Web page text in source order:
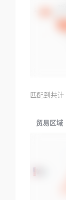
匹配到共计
贸易区域